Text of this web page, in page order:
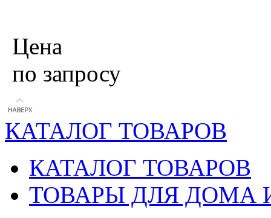
Цена
по запросу
КАТАЛОГ ТОВАРОВ
КАТАЛОГ ТОВАРОВ
ТОВАРЫ ДЛЯ ДОМА